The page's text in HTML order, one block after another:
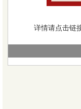
详情请点击链